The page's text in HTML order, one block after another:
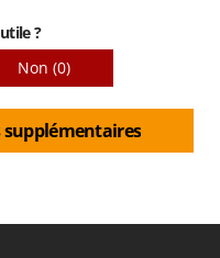
?
Non (0)
supplémentaires